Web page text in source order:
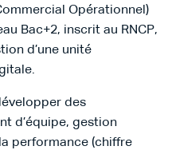
Opérationnel)
Bac+2, inscrit au RNCP,
d’une unité
des
d’équipe, gestion
performance (chiffre